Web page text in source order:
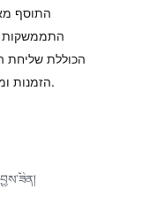
ཚང་།
התוסף
הזמנות ומעקב אחרי ההזמנות בווקומרס.